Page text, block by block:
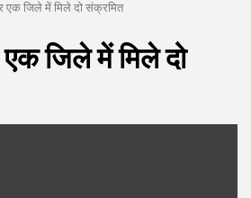
एक जिले में मिले दो संक्रमित
जिले में मिले दो